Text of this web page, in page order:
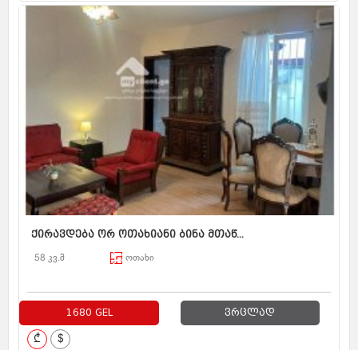
ქირავდება ორ ოთახიანი ბინა მთაწ...
58 კვ.მ ოთახი
1680 GEL ვრცლად
₾ $